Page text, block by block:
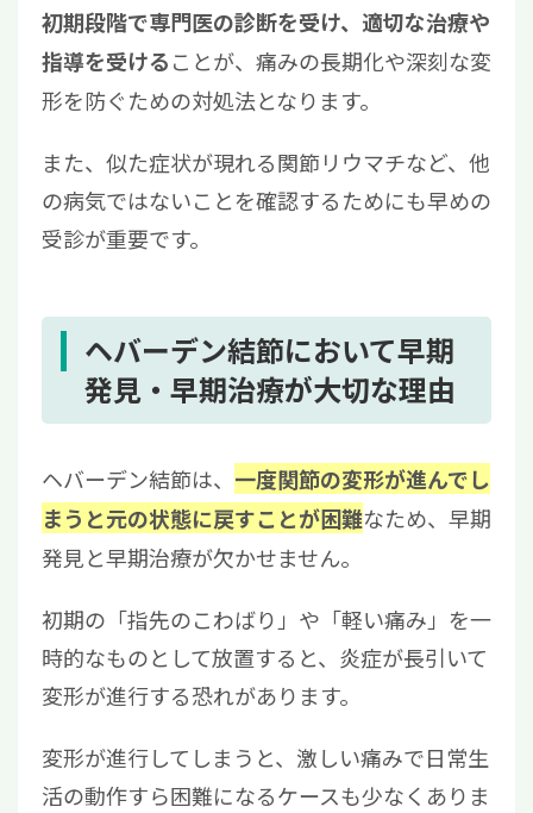
初期段階で専門医の診断を受け、適切な治療や
指導を受けることが、痛みの長期化や深刻な変
形を防ぐための対処法となります。
また、似た症状が現れる関節リウマチなど、他
の病気ではないことを確認するためにも早めの
受診が重要です。
ヘバーデン結節において早期
発見・早期治療が大切な理由
ヘバーデン結節は、 一度関節の変形が進んでし
まうと元の状態に戻すことが困難なため、早期
発見と早期治療が欠かせません。
初期の「指先のこわばり」や「軽い痛み」を一
時的なものとして放置すると、炎症が長引いて
変形が進行する恐れがあります。
変形が進行してしまうと、激しい痛みで日常生
活の動作すら困難になるケースも少なくありま